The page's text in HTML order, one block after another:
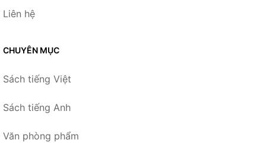
Liên hệ
CHUYÊN MỤC
Sách tiếng Việt
Sách tiếng Anh
Văn phòng phẩm